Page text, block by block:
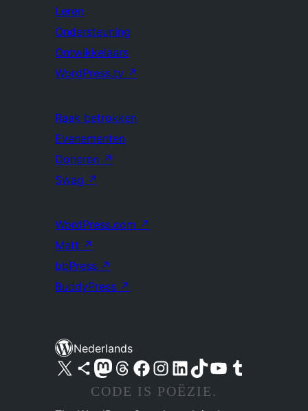
Leren
Ondersteuning
Ontwikkelaars
WordPress.tv ↗
Raak betrokken
Evenementen
Doneren ↗
Swag ↗
WordPress.com ↗
Matt ↗
bbPress ↗
BuddyPress ↗
Nederlands
Bezoek ons X (voorheen Twitter) account
Bezoek ons Bluesky account
Bezoek ons Mastodon account
Bezoek ons Threads account
Onze Facebook pagina bezoeken
Bezoek ons Instagram account
Bezoek ons LinkedIn account
Bezoek ons TikTok account
Bezoek ons YouTube kanaalBezoek ons Tumblr account
CODE IS POËZIE.